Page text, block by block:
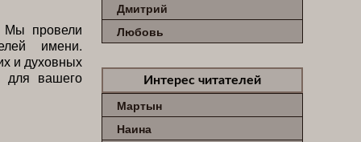
Мы провели
имени.
и духовных
для вашего
Дмитрий
Любовь
Интерес читателей
Мартын
Наина